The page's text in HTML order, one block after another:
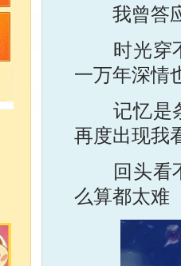
我曾答应
时光穿不
一万年深情
记忆是条
再度出现我
回头看不
么算都太难